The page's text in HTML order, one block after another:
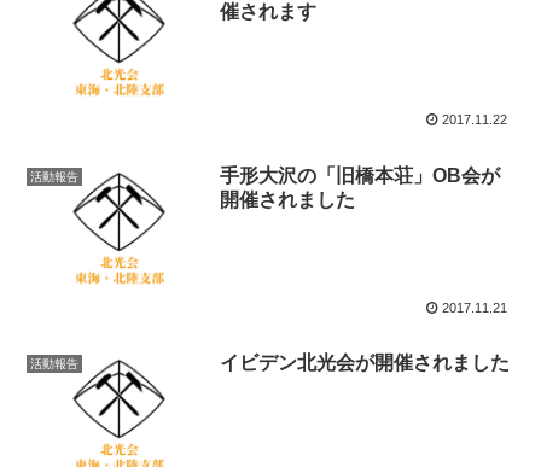
催されます
2017.11.22
活動報告
手形大沢の「旧橋本荘」OB会が
開催されました
2017.11.21
活動報告 イビデン北光会が開催されました